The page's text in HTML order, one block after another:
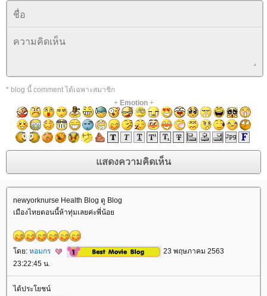
* blog นี้ comment ได้เฉพาะสมาชิก
+ Emotion+
newyorknurse Health Blog ดู Blog
เมืองไทยตอนนี้ห้าทุ่มเลยค่ะพี่น้อ
ดย: หอมกร
23 พฤษภาคม 2563
23:22:45 น.
ได้ประโยชน์